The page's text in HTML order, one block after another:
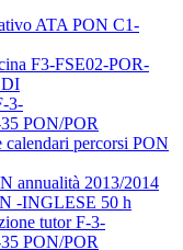
ATA PON C1-
F3-FSE02-POR-
3-
PON/POR
percorsi PON
annualità 2013/2014
-INGLESE 50 h
tutor F-3-
PON/POR